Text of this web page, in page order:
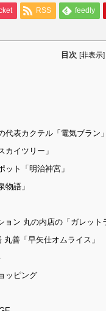
RSS feedly
目次 [非表示]
表カクテル「電気ブラン
イツリー」
ト「明治神宮」
語」
ン 丸の内店の「ガレット
善「早矢仕オムライス」
ッピング